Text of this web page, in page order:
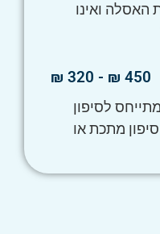
האסלה ואינו
450 ₪ - 320 ₪
לסיפון
מתכת או